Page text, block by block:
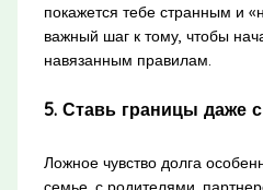
покажется тебе странным и
важный шаг к тому, чтобы
навязанным правилам.
5. Ставь границы даже
Ложное чувство долга